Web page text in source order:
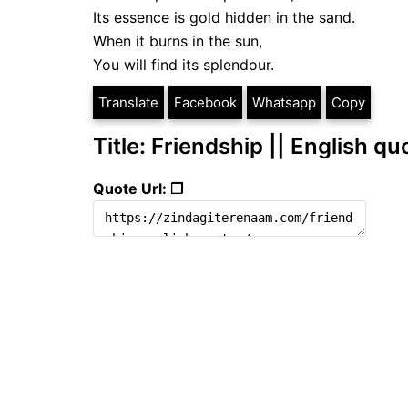
Its essence is gold hidden in the sand.
When it burns in the sun,
You will find its splendour.
Translate Facebook Whatsapp Copy
Title: Friendship || English
Quote Url: ❐